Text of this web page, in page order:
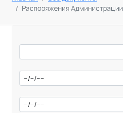
Распоряжения Администрации